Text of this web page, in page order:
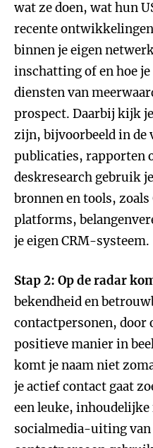
wat ze doen, wat hun
recente
binnen je eigen
inschatting of en hoe
diensten van
prospect. Daarbij kijk
zijn, bijvoorbeeld in de
publicaties, rapporten
deskresearch gebruik
bronnen en tools,
platforms,
je eigen CRM-systeem.
Stap 2: Op de radar
bekendheid en
contactpersonen, door
positieve manier in
komt je naam niet
je actief contact gaat
een leuke, inhoudelijke
socialmedia-uiting